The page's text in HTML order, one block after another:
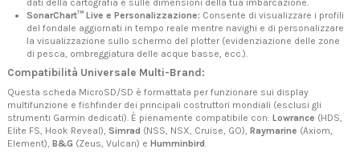
dati della cartografia e sulle dimensioni della tua imbarcazione.
SonarChart™ Live e Personalizzazione: Consente di visualizzare i profili
del fondale aggiornati in tempo reale mentre navighi e di personalizzare
la visualizzazione sullo schermo del plotter (evidenziazione delle zone
di pesca, ombreggiatura delle acque basse, ecc.).
Compatibilità Universale Multi-Brand:
Questa scheda MicroSD/SD è formattata per funzionare sui display
multifunzione e fishfinder dei principali costruttori mondiali (esclusi gli
strumenti Garmin dedicati). È pienamente compatibile con: Lowrance (HDS,
Elite FS, Hook Reveal), Simrad (NSS, NSX, Cruise, GO), Raymarine (Axiom,
Element), B&G (Zeus, Vulcan) e Humminbird